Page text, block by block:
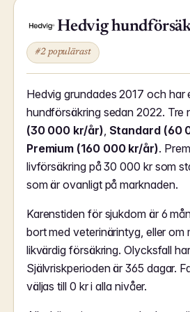
Hedvig
#2 populärast
Hedvig grundades 2017 och har
hundförsäkring sedan 2022. Tre
(30 000 kr/år) Standard (60
Premium (160 000 kr/år).
livförsäkring på 30 000 kr som
som är ovanligt på marknaden.
Karenstiden för sjukdom är 6
bort med veterinärintyg, eller om
likvärdig försäkring. Olycksfall
Självriskperioden är 365 dagar.
väljas till 0 kr i alla nivåer.